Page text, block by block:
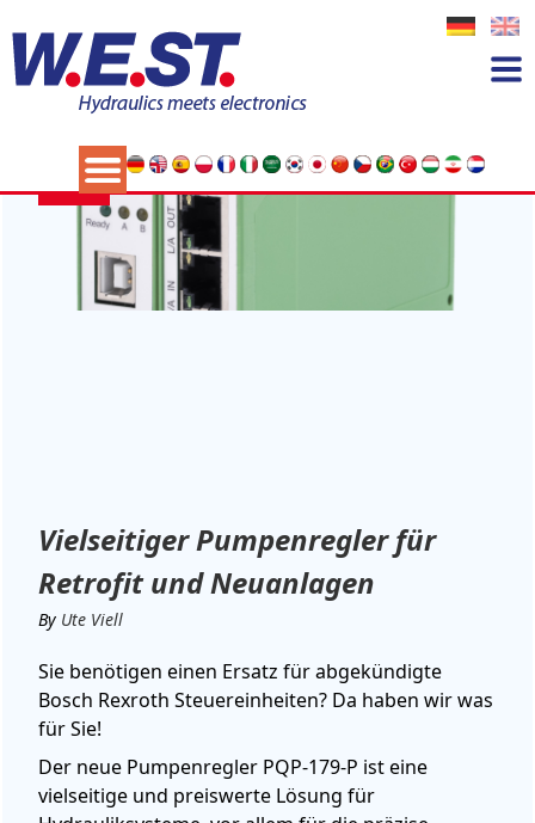
Schlagwort: Pumpenregler
Vielseitiger Pumpenregler für
Retrofit und Neuanlagen
07
MAI
By Ute Viell
Sie benötigen einen Ersatz für abgekündigte
Bosch Rexroth Steuereinheiten? Da haben wir was
für Sie!
Der neue Pumpenregler PQP-179-P ist eine
vielseitige und preiswerte Lösung für